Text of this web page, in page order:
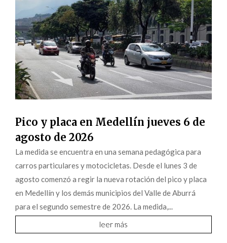
Pico y placa en Medellín jueves 6 de
agosto de 2026
La medida se encuentra en una semana pedagógica para
carros particulares y motocicletas. Desde el lunes 3 de
agosto comenzó a regir la nueva rotación del pico y placa
en Medellín y los demás municipios del Valle de Aburrá
para el segundo semestre de 2026. La medida,...
leer más